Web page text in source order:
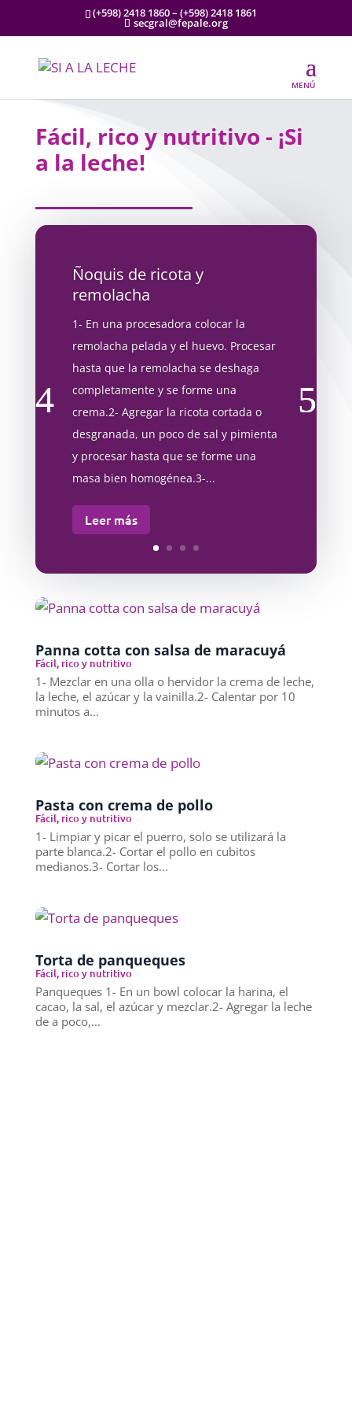
(+598) 2418 1860 – (+598) 2418 1861⁣
secgral@fepale.org
Fácil, rico y nutritivo - ¡Si
a la leche!
Ñoquis de ricota y
remolacha
1- En una procesadora colocar la
remolacha pelada y el huevo. Procesar
hasta que la remolacha se deshaga
completamente y se forme una
crema.2- Agregar la ricota cortada o
desgranada, un poco de sal y pimienta
y procesar hasta que se forme una
masa bien homogénea.3-...
Leer más
Panna cotta con salsa de maracuyá
Fácil, rico y nutritivo
1- Mezclar en una olla o hervidor la crema de leche,
la leche, el azúcar y la vainilla.2- Calentar por 10
minutos a...
Pasta con crema de pollo
Fácil, rico y nutritivo
1- Limpiar y picar el puerro, solo se utilizará la
parte blanca.2- Cortar el pollo en cubitos
medianos.3- Cortar los...
Torta de panqueques
Fácil, rico y nutritivo
Panqueques 1- En un bowl colocar la harina, el
cacao, la sal, el azúcar y mezclar.2- Agregar la leche
de a poco,...